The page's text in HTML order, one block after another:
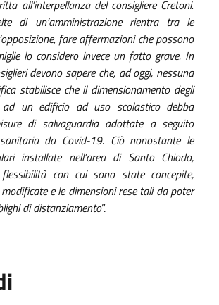
all’interpellanza del consigliere Cretoni.
di un’amministrazione rientra tra le
fare affermazioni che possono
lo considero invece un fatto grave. In
devono sapere che, ad oggi, nessuna
stabilisce che il dimensionamento degli
un edificio ad uso scolastico debba
di salvaguardia adottate a seguito
sanitaria da Covid-19. Ciò nonostante le
installate nell’area di Santo Chiodo,
con cui sono state concepite,
e le dimensioni rese tali da poter
di distanziamento”.